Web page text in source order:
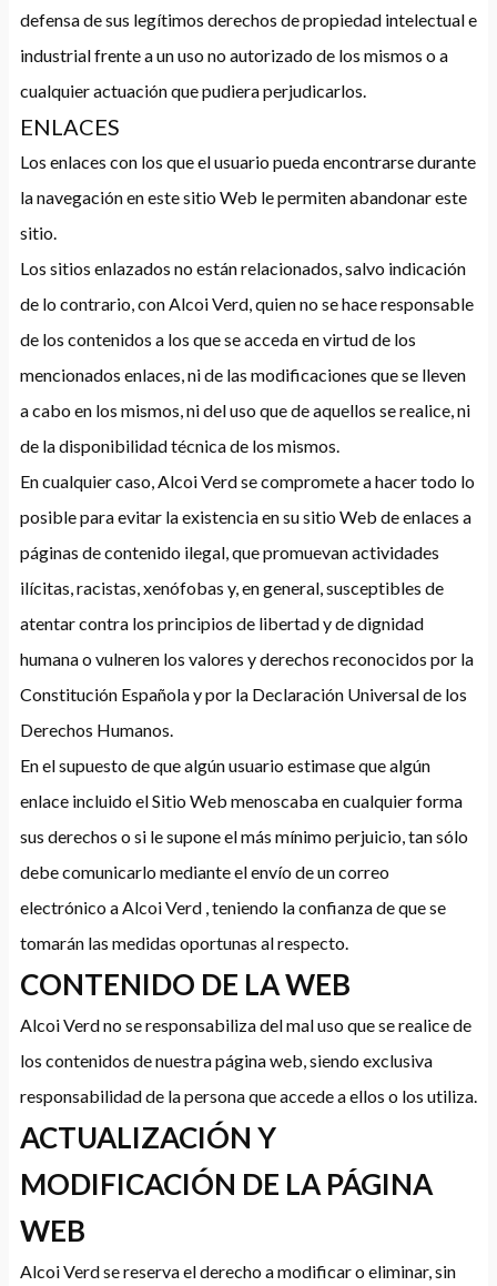
defensa de sus legítimos derechos de propiedad intelectual e
industrial frente a un uso no autorizado de los mismos o a
cualquier actuación que pudiera perjudicarlos.
ENLACES
Los enlaces con los que el usuario pueda encontrarse durante
la navegación en este sitio Web le permiten abandonar este
sitio.
Los sitios enlazados no están relacionados, salvo indicación
de lo contrario, con Alcoi Verd, quien no se hace responsable
de los contenidos a los que se acceda en virtud de los
mencionados enlaces, ni de las modificaciones que se lleven
a cabo en los mismos, ni del uso que de aquellos se realice, ni
de la disponibilidad técnica de los mismos.
En cualquier caso, Alcoi Verd se compromete a hacer todo lo
posible para evitar la existencia en su sitio Web de enlaces a
páginas de contenido ilegal, que promuevan actividades
ilícitas, racistas, xenófobas y, en general, susceptibles de
atentar contra los principios de libertad y de dignidad
humana o vulneren los valores y derechos reconocidos por la
Constitución Española y por la Declaración Universal de los
Derechos Humanos.
En el supuesto de que algún usuario estimase que algún
enlace incluido el Sitio Web menoscaba en cualquier forma
sus derechos o si le supone el más mínimo perjuicio, tan sólo
debe comunicarlo mediante el envío de un correo
electrónico a Alcoi Verd , teniendo la confianza de que se
tomarán las medidas oportunas al respecto.
CONTENIDO DE LA WEB
Alcoi Verd no se responsabiliza del mal uso que se realice de
los contenidos de nuestra página web, siendo exclusiva
responsabilidad de la persona que accede a ellos o los utiliza.
ACTUALIZACIÓN Y
MODIFICACIÓN DE LA PÁGINA
WEB
Alcoi Verd se reserva el derecho a modificar o eliminar, sin